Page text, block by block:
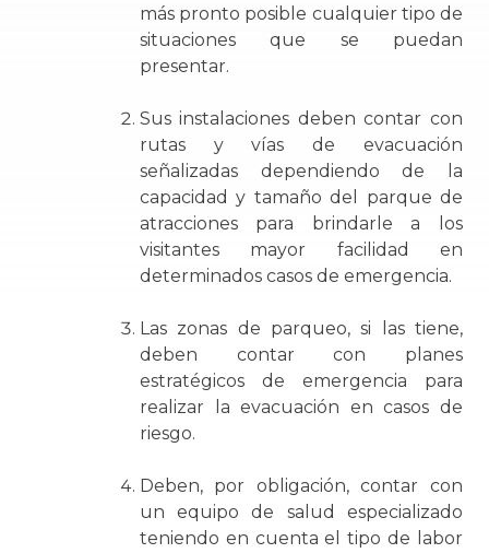
más pronto posible cualquier tipo de
situaciones que se puedan
presentar.
Sus instalaciones deben contar con
rutas y vías de evacuación
señalizadas dependiendo de la
capacidad y tamaño del parque de
atracciones para brindarle a los
visitantes mayor facilidad en
determinados casos de emergencia.
Las zonas de parqueo, si las tiene,
deben contar con planes
estratégicos de emergencia para
realizar la evacuación en casos de
riesgo.
Deben, por obligación, contar con
un equipo de salud especializado
teniendo en cuenta el tipo de labor